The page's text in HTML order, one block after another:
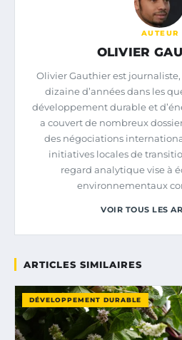
AUTEUR
OLIVIER
Olivier Gauthier est
dizaine d’années dans les
développement durable et
a couvert de nombreux
des négociations
initiatives locales de
regard analytique vise à
environnementaux
VOIR TOUS LES
ARTICLES SIMILAIRES
DÉVELOPPEMENT DURABLE